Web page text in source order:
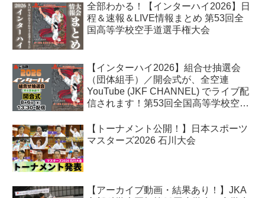
全部わかる！【インターハイ2026】日
程＆速報＆LIVE情報まとめ 第53回全
国高等学校空手道選手権大会
【インターハイ2026】組合せ抽選会
（団体組手）／開会式が、全空連
YouTube (JKF CHANNEL) でライブ配
信されます！第53回全国高等学校空手
【トーナメント公開！】日本スポーツ
マスターズ2026 石川大会
【アーカイブ動画・結果あり！】JKA